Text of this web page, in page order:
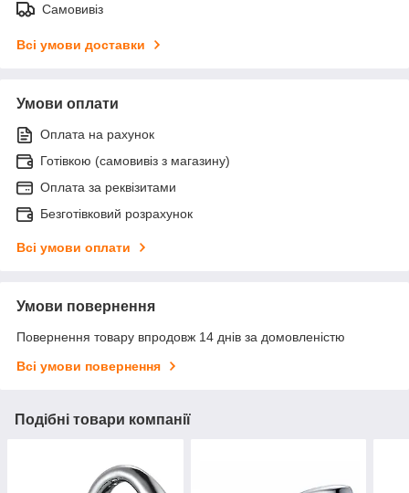
Самовивіз
Всі умови доставки
Умови оплати
Оплата на рахунок
Готівкою (самовивіз з магазину)
Оплата за реквізитами
Безготівковий розрахунок
Всі умови оплати
Умови повернення
Повернення товару впродовж 14 днів за домовленістю
Всі умови повернення
Подібні товари компанії